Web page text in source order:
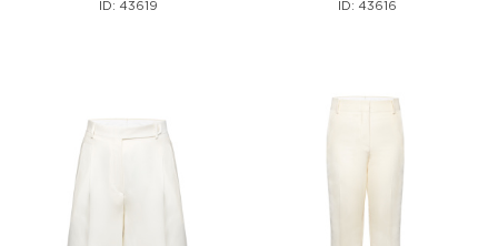
ID: 43619 ID: 43616